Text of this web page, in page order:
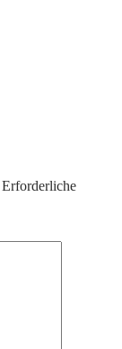
Erforderliche